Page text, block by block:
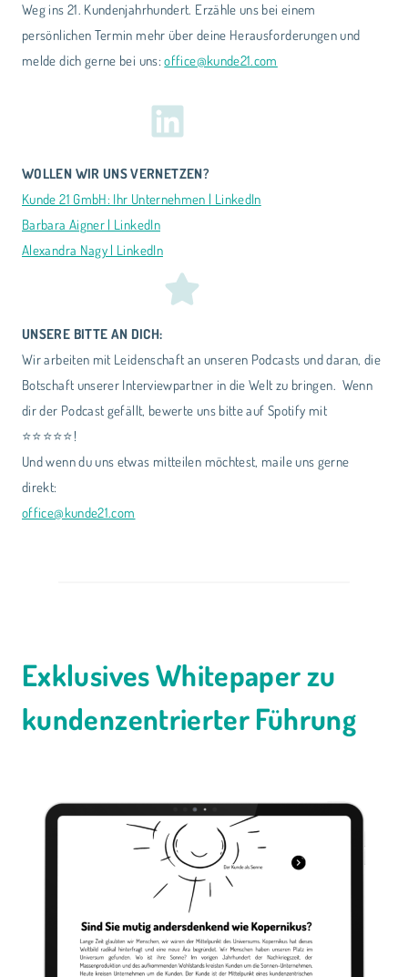
Weg ins 21. Kundenjahrhundert. Erzähle uns bei einem
persönlichen Termin mehr über deine Herausforderungen und
melde dich gerne bei uns:office@kunde21.com
WOLLEN WIR UNS VERNETZEN?
Kunde 21 GmbH: Ihr Unternehmen | LinkedIn
Barbara Aigner | LinkedIn
Alexandra Nagy | LinkedIn
UNSERE BITTE AN DICH:
Wir arbeiten mit Leidenschaft an unseren Podcasts und daran, die
Botschaft unserer Interviewpartner in die Welt zu bringen. Wenn
dir der Podcast gefällt, bewerte uns bitte auf Spotify mit
⭐⭐⭐⭐⭐!
Und wenn du uns etwas mitteilen möchtest, maile uns gerne
direkt:
office@kunde21.com
Exklusives Whitepaper zu
kundenzentrierter Führung